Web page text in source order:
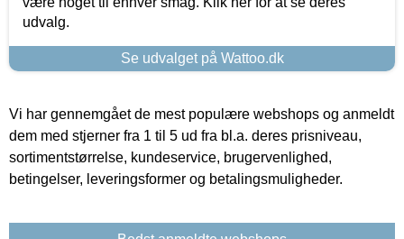
udvalg.
Se udvalget på Wattoo.dk
Vi har gennemgået de mest populære webshops og anmeldt
dem med stjerner fra 1 til 5 ud fra bl.a. deres prisniveau,
sortimentstørrelse, kundeservice, brugervenlighed,
betingelser, leveringsformer og betalingsmuligheder.